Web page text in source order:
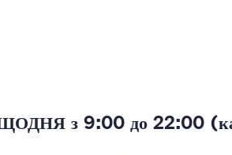
ЩОДНЯ з 9:00 до 22:00